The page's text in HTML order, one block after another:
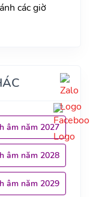
các giờ
âm năm 2027
âm năm 2028
âm năm 2029